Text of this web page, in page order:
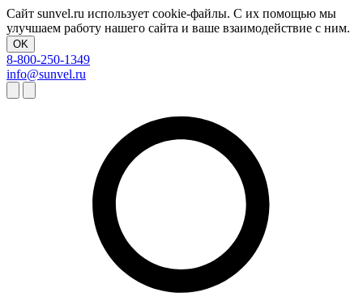
Сайт sunvel.ru использует cookie-файлы. С их помощью мы
улучшаем работу нашего сайта и ваше взаимодействие с ним.
OK
8-800-250-1349
info@sunvel.ru